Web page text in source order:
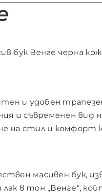
бук Венге черна кожа
и удобен
и съвременен вид
на стил и комфорт
масивен бук,
в тон „Венге“,